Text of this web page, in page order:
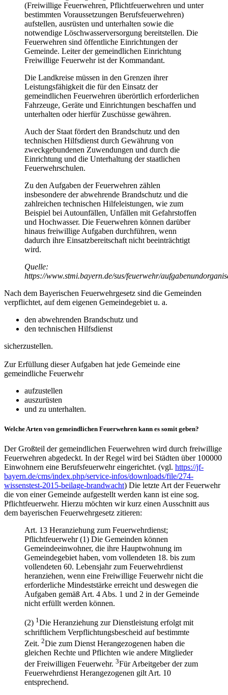
(Freiwillige Feuerwehren, Pflichtfeuerwehren und unter
bestimmten Voraussetzungen Berufsfeuerwehren)
aufstellen, ausrüsten und unterhalten sowie die
notwendige Löschwasserversorgung bereitstellen. Die
Feuerwehren sind öffentliche Einrichtungen der
Gemeinde. Leiter der gemeindlichen Einrichtung
Freiwillige Feuerwehr ist der Kommandant.
Die Landkreise müssen in den Grenzen ihrer
Leistungsfähigkeit die für den Einsatz der
gemeindlichen Feuerwehren überörtlich erforderlichen
Fahrzeuge, Geräte und Einrichtungen beschaffen und
unterhalten oder hierfür Zuschüsse gewähren.
Auch der Staat fördert den Brandschutz und den
technischen Hilfsdienst durch Gewährung von
zweckgebundenen Zuwendungen und durch die
Einrichtung und die Unterhaltung der staatlichen
Feuerwehrschulen.
Zu den Aufgaben der Feuerwehren zählen
insbesondere der abwehrende Brandschutz und die
zahlreichen technischen Hilfeleistungen, wie zum
Beispiel bei Autounfällen, Unfällen mit Gefahrstoffen
und Hochwasser. Die Feuerwehren können darüber
hinaus freiwillige Aufgaben durchführen, wenn
dadurch ihre Einsatzbereitschaft nicht beeinträchtigt
wird.
Quelle:
https://www.stmi.bayern.de/sus/feuerwehr/
Nach dem Bayerischen Feuerwehrgesetz sind die Gemeinden
verpflichtet, auf dem eigenen Gemeindegebiet u. a.
den abwehrenden Brandschutz und
den technischen Hilfsdienst
sicherzustellen.
Zur Erfüllung dieser Aufgaben hat jede Gemeinde eine
gemeindliche Feuerwehr
aufzustellen
auszurüsten
und zu unterhalten.
Welche Arten von gemeindlichen Feuerwehren kann es somit geben?
Der Großteil der gemeindlichen Feuerwehren wird durch freiwillige
Feuerwehren abgedeckt. In der Regel wird bei Städten über 100000
Einwohnern eine Berufsfeuerwehr eingerichtet. (vgl. https://jf-
bayern.de/cms/index.php/service-infos/downloads/file/274-
wissenstest-2015-beilage-brandwacht) Die letzte Art der Feuerwehr
die von einer Gemeinde aufgestellt werden kann ist eine sog.
Pflichtfeuerwehr. Hierzu möchten wir kurz einen Ausschnitt aus
dem bayerischen Feuerwehrgesetz zitieren:
Art. 13 Heranziehung zum Feuerwehrdienst;
Pflichtfeuerwehr (1) Die Gemeinden können
Gemeindeeinwohner, die ihre Hauptwohnung im
Gemeindegebiet haben, vom vollendeten 18. bis zum
vollendeten 60. Lebensjahr zum Feuerwehrdienst
heranziehen, wenn eine Freiwillige Feuerwehr nicht die
erforderliche Mindeststärke erreicht und deswegen die
Aufgaben gemäß Art. 4 Abs. 1 und 2 in der Gemeinde
nicht erfüllt werden können.
(2) 1Die Heranziehung zur Dienstleistung erfolgt mit
schriftlichem Verpflichtungsbescheid auf bestimmte
Zeit. 2Die zum Dienst Herangezogenen haben die
gleichen Rechte und Pflichten wie andere Mitglieder
der Freiwilligen Feuerwehr. 3Für Arbeitgeber der zum
Feuerwehrdienst Herangezogenen gilt Art. 10
entsprechend.